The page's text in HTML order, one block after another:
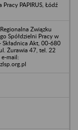
Pracy PAPIRUS, Łódź
Związku
Spółdzielni Pracy w
Składnica Akt, 00-680
Żurawia 47, tel. 22
mail: